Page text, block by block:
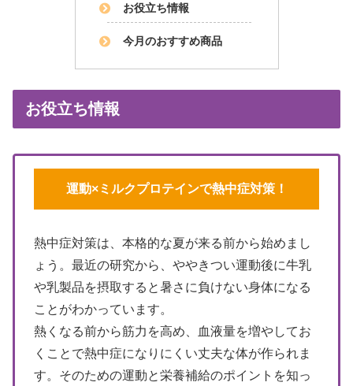
お役立ち情報
今月のおすすめ商品
お役立ち情報
運動×ミルクプロテインで熱中症対策！
熱中症対策は、本格的な夏が来る前から始めまし
ょう。最近の研究から、ややきつい運動後に牛乳
や乳製品を摂取すると暑さに負けない身体になる
ことがわかっています。
熱くなる前から筋力を高め、血液量を増やしてお
くことで熱中症になりにくい丈夫な体が作られま
す。そのための運動と栄養補給のポイントを知っ